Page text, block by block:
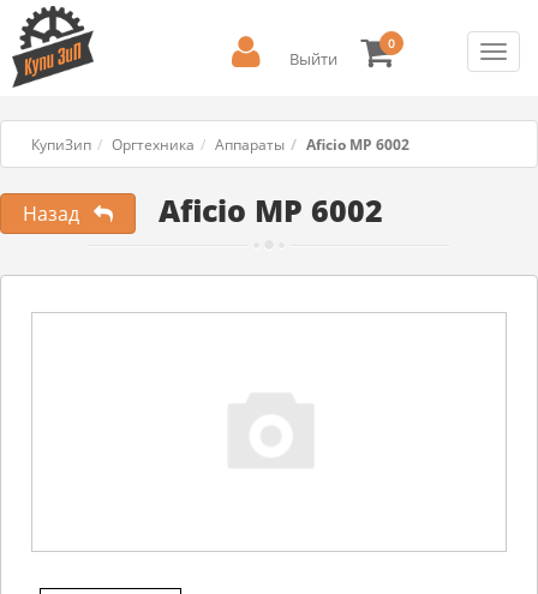
Выйти
0
КупиЗип Оргтехника Аппараты Aficio MP 6002
Aficio MP 6002
Назад